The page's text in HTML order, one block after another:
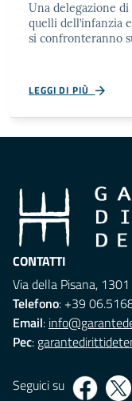
Una delegazione
quelli dell’infanzia
si confronteranno
LEGGI DI PIÙ
CONTATTI
Via della Pisana,
Telefono: +39
Email:
Pec:
Seguici su